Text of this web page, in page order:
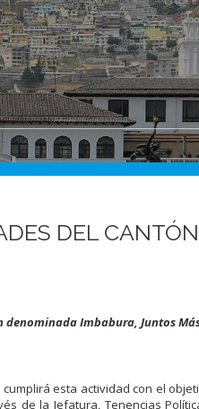
DEL CANTÓN
Imbabura, Juntos
esta actividad con el
de la Jefatura, Tenencias